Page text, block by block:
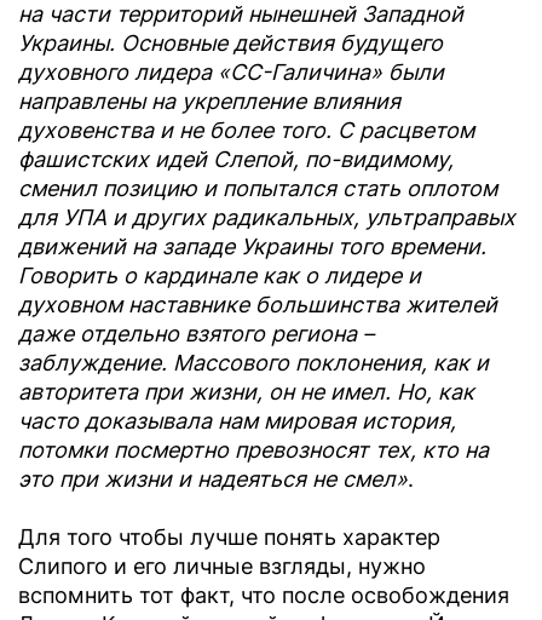
на части территорий нынешней Западной
Украины. Основные действия будущего
духовного лидера «СС-Галичина» были
направлены на укрепление влияния
духовенства и не более того. С расцветом
фашистских идей Слепой, по-видимому,
сменил позицию и попытался стать оплотом
для УПА и других радикальных, ультраправых
движений на западе Украины того времени.
Говорить о кардинале как о лидере и
духовном наставнике большинства жителей
даже отдельно взятого региона –
заблуждение. Массового поклонения, как и
авторитета при жизни, он не имел. Но, как
часто доказывала нам мировая история,
потомки посмертно превозносят тех, кто на
это при жизни и надеяться не смел».
Для того чтобы лучше понять характер
Слипого и его личные взгляды, нужно
вспомнить тот факт, что после освобождения